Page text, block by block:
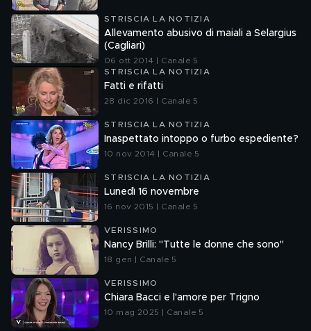
STRISCIA LA NOTIZIA
Allevamento abusivo di maiali a Selargius
(Cagliari)
06 ott 2014 | Canale 5
STRISCIA LA NOTIZIA
Fatti e rifatti
28 dic 2016 | Canale 5
STRISCIA LA NOTIZIA
Inaspettato intoppo o furbo espediente?
10 nov 2014 | Canale 5
STRISCIA LA NOTIZIA
Lunedì 16 novembre
16 nov 2015 | Canale 5
VERISSIMO
Nancy Brilli: "Tutte le donne che sono"
18 gen | Canale 5
VERISSIMO
Chiara Bacci e l'amore per Trigno
10 mag 2025 | Canale 5